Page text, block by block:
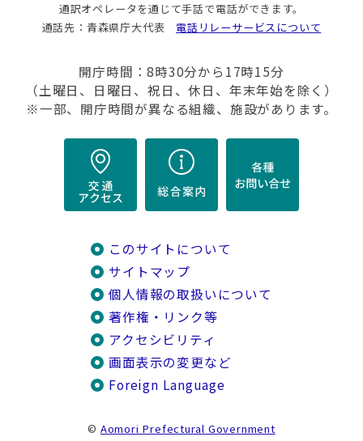
通訳オペレータを通じて手話で電話ができます。
通話先：青森県庁大代表 電話リレーサービスについて
開庁時間：8時30分から17時15分
（土曜日、日曜日、祝日、休日、年末年始を除く）
※一部、開庁時間が異なる組織、施設があります。
このサイトについて
サイトマップ
個人情報の取扱いについて
著作権・リンク等
アクセシビリティ
画面表示の変更など
Foreign Language
© Aomori Prefectural Government